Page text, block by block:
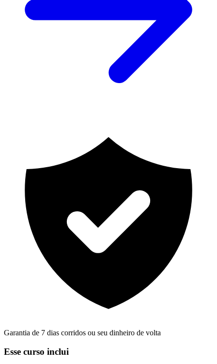
Garantia de 7 dias corridos ou seu dinheiro de volta
Esse curso inclui